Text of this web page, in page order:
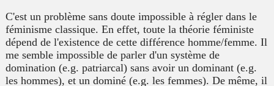
C'est un problème sans doute impossible à régler dans le
féminisme classique. En effet, toute la théorie féministe
dépend de l'existence de cette différence homme/femme. Il
me semble impossible de parler d'un système de
domination (e.g. patriarcal) sans avoir un dominant (e.g.
les hommes), et un dominé (e.g. les femmes). De même, il